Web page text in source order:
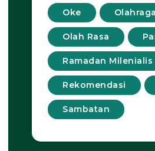
Oke Olahraga
Olah Rasa
Ramadan Milenialis
Rekomendasi
Sambatan